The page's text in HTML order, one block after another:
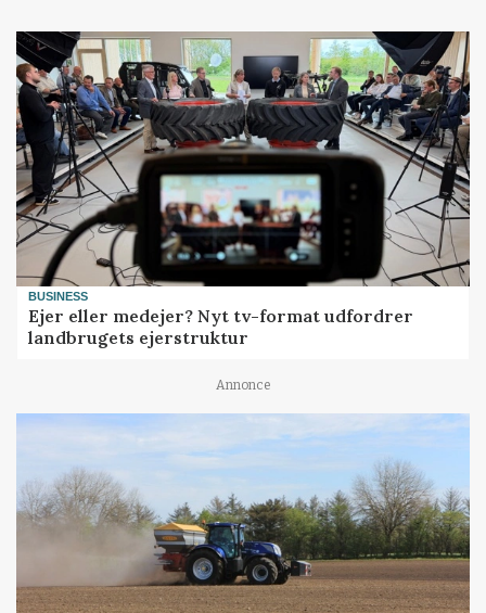
BUSINESS
Ejer eller medejer? Nyt tv-format udfordrer
landbrugets ejerstruktur
Annonce